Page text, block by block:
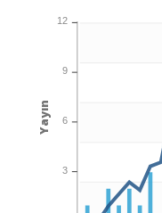
12
9
6
3
Yayın